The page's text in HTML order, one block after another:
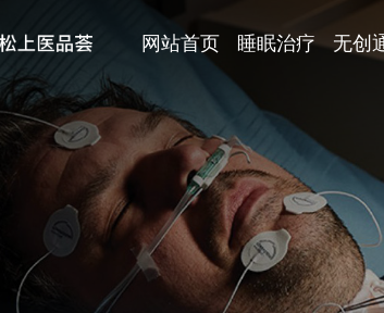
网站首页 睡眠治疗 无创
balance e prisma smart
prisma 25ST prisma 30ST
BHR 高流量便携制氧机PO5
睡眠诊断
check micro
SOMNOlab 2
鼻罩
JOYCEone
CARA
睡眠呼吸暂停 售后服务
品牌故事 产品上市